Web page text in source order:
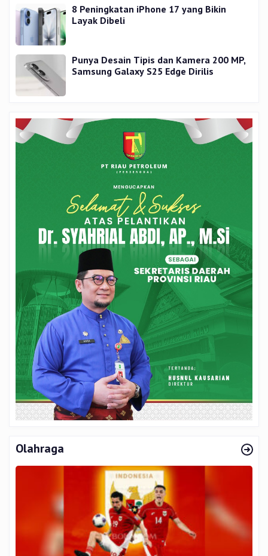
8 Peningkatan iPhone 17 yang Bikin
Layak Dibeli
Punya Desain Tipis dan Kamera 200 MP,
Samsung Galaxy S25 Edge Dirilis
Olahraga